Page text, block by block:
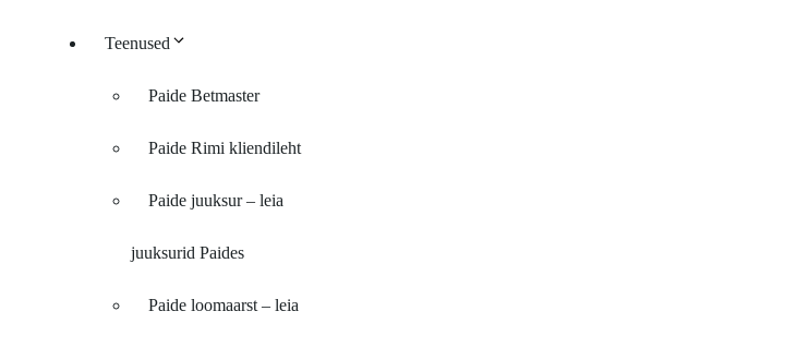
Teenused
Paide Betmaster
Paide Rimi kliendileht
Paide juuksur – leia
juuksurid Paides
Paide loomaarst – leia